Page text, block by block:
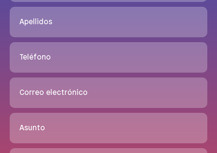
Apellidos
Teléfono
Correo electrónico
Asunto